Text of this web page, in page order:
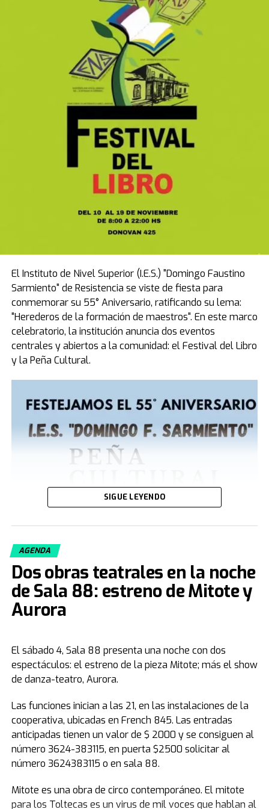
Evidencias de un impacto sobrenatural
Durante la primera jornada, celebrada ayer, los
asistentes fueron testigos de sucesos que
conmocionaron a todos. Personas que arribaron a la
“Cruzada de Milagros” postradas en sillas de ruedas y
con muletas, una vez chequeadas por los médicos,
manifestaron haber recibido sanidades físicas
instantáneas. De acuerdo con los testimonios
recabados, se registraron milagros creativos en
personas que padecían severas patologías.
En este sentido, se logró visualizar que durante el
encuentro y el desarrollo de la prédica, la fe colectiva
se activó de tal manera que, al momento de la oración
general, las personas que tenían diferentes problemas
físicos, entre otros, se pusieron de pie y comenzaron a
dar pasos por cuenta propia, consolidando
Un ministerio de alcance global
A propósito de este impacto, cabe destacar que el Dr.
Enenche, médico de profesión, manifestó sentirse
conmovido por el recibimiento en el país: "Es mi primera
vez aquí y me siento como en casa; sé con certeza que
Dios se está moviendo con poder en la Argentina",
cristiana más grande del planeta, cuyo templo central,
albergar a más de 100.000 personas sentadas.
Convocatoria abierta para la última noche
En virtud de la masiva repercusión de la primera velada,
la organización prevé un marco de público aún mayor
para el cierre de este martes. Los anfitriones locales,
los Pastores Jorge y Alicia Ledesma, ratificaron que el
respuesta espiritual o de salud a no quedarse afuera.
"No seas solo un espectador. Sé parte de lo que Dios
recibir tu milagro", enfatizaron los pastores Ledesma al
cierre de la edición.
Para más información sobre el encuentro, los
interesados pueden consultar el sitio oficial instragram:
El Instituto de Nivel Superior (I.E.S.) "Domingo Faustino
Sarmiento" de Resistencia se viste de fiesta para
conmemorar su 55° Aniversario, ratificando su lema:
"Herederos de la formación de maestros". En este marco
celebratorio, la institución anuncia dos eventos
centrales y abiertos a la comunidad: el Festival del Libro
y la Peña Cultural.
55 Años de Legado en la Formación Docente
fundamental en la formación de docentes,
SIGUE LEYENDO
AGENDA
Dos obras teatrales en la noche
de Sala 88: estreno de Mitote y
Aurora
El sábado 4, Sala 88 presenta una noche con dos
espectáculos: el estreno de la pieza Mitote; más el show
de danza-teatro, Aurora.
Las funciones inician a las 21, en las instalaciones de la
cooperativa, ubicadas en French 845. Las entradas
anticipadas tienen un valor de $ 2000 y se consiguen al
número 3624-383115, en puerta $2500 solicitar al
número 3624383115 o en sala 88.
Mitote es una obra de circo contemporáneo. El mitote
para los Toltecas es un virus de mil voces que hablan al